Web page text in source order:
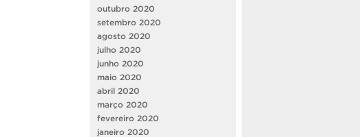
outubro 2020
setembro 2020
agosto 2020
julho 2020
junho 2020
maio 2020
abril 2020
março 2020
fevereiro 2020
janeiro 2020